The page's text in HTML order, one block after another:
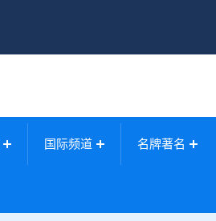
国际频道 名牌著名